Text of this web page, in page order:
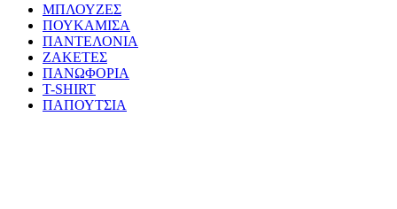
ΜΠΛΟΥΖΕΣ
ΠΟΥΚΑΜΙΣΑ
ΠΑΝΤΕΛΟΝΙΑ
ΖΑΚΕΤΕΣ
ΠΑΝΩΦΟΡΙΑ
T-SHIRT
ΠΑΠΟΥΤΣΙΑ